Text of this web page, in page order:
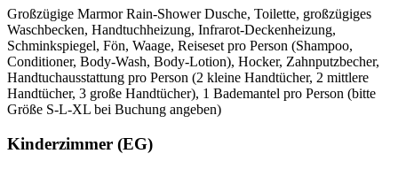
Großzügige Marmor Rain-Shower Dusche, Toilette, großzügiges
Waschbecken, Handtuchheizung, Infrarot-Deckenheizung,
Schminkspiegel, Fön, Waage, Reiseset pro Person (Shampoo,
Conditioner, Body-Wash, Body-Lotion), Hocker, Zahnputzbecher,
Handtuchausstattung pro Person (2 kleine Handtücher, 2 mittlere
Handtücher, 3 große Handtücher), 1 Bademantel pro Person (bitte
Größe S-L-XL bei Buchung angeben)
Kinderzimmer (EG)